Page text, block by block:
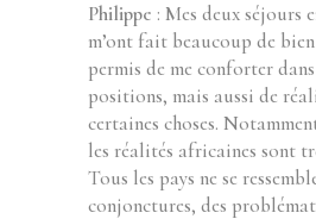
Philippe : Mes deux séjours
m’ont fait beaucoup de
permis de me conforter
positions, mais aussi de
certaines choses.
les réalités africaines sont
Tous les pays ne se
conjonctures, des